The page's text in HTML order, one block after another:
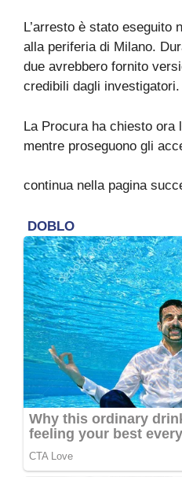
L’arresto è stato eseguito
alla periferia di Milano.
due avrebbero fornito
credibili dagli investigatori.
La Procura ha chiesto ora
mentre proseguono gli
continua nella pagina